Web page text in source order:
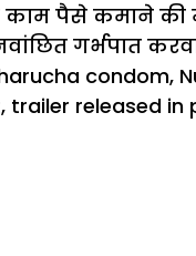
पैसे कमाने की
गर्भपात
condom,
, trailer released in